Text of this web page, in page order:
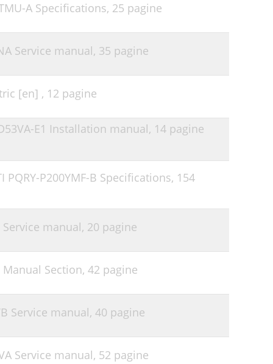
A Specifications, 25 pagine
Service manual, 35 pagine
[en] , 12 pagine
E1 Installation manual, 14 pagine
P200YMF-B Specifications, 154
manual, 20 pagine
Manual Section, 42 pagine
Service manual, 40 pagine
Service manual, 52 pagine